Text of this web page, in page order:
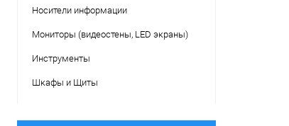
Носители информации
Мониторы (видеостены, LED экраны)
Инструменты
Шкафы и Щиты